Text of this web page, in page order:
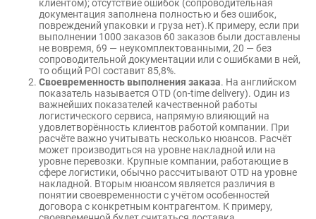
клиентом); отсутствие ошибок (сопроводительная
документация заполнена полностью и без ошибок,
повреждений упаковки и груза нет).К примеру, если при
выполнении 1000 заказов 60 заказов были доставлены
не вовремя, 69 — неукомплектованными, 20 — без
сопроводительной документации или с ошибками в ней,
то общий POI составит 85,8%.
Своевременность выполнения заказа. На английском
показатель называется OTD (on-time delivery). Один из
важнейших показателей качественной работы
логистического сервиса, напрямую влияющий на
удовлетворённость клиентов работой компании. При
расчёте важно учитывать несколько нюансов. Расчёт
может производиться на уровне накладной или на
уровне перевозки. Крупные компании, работающие в
сфере логистики, обычно рассчитывают OTD на уровне
накладной. Вторым нюансом является различия в
понятии своевременности с учётом особенностей
договора с конкретным контрагентом. К примеру,